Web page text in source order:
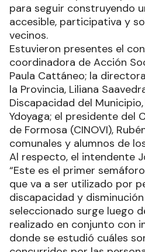
para seguir construyendo
accesible, participativa y
vecinos.
Estuvieron presentes el
coordinadora de Acción
Paula Cattáneo; la
la Provincia, Liliana
Discapacidad del
Ydoyaga; el presidente del
de Formosa (CINOVI),
comunales y alumnos de
Al respecto, el intendente
“Este es el primer
que va a ser utilizado por
discapacidad y disminución
seleccionado surge luego
realizado en conjunto con
donde se estudió cuáles